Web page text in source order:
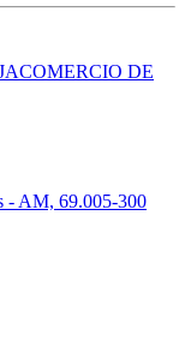
COMERCIO DE
- AM, 69.005-300